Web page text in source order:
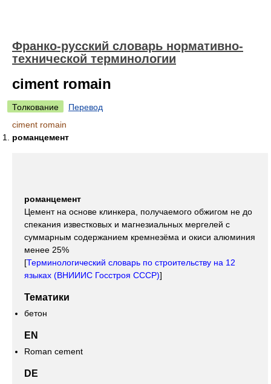
Франко-русский словарь нормативно-
технической терминологии
ciment romain
Толкование
Перевод
ciment romain
романцемент
романцемент
Цемент на основе клинкера, получаемого обжигом не до
спекания известковых и магнезиальных мергелей с
суммарным содержанием кремнезёма и окиси алюминия
менее 25%
[Терминологический словарь по строительству на 12
языках (ВНИИИС Госстроя СССР)]
Тематики
бетон
EN
Roman cement
DE